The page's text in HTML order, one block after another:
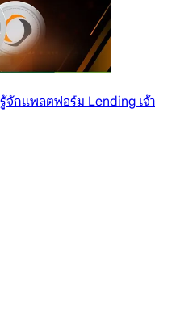
จักแพลตฟอร์ม Lending เจ้า